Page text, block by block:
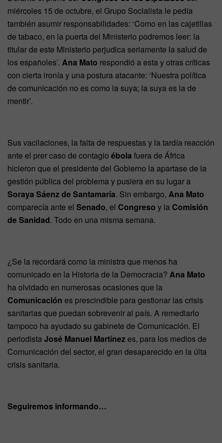
miércoles 15 de octubre, el Grupo Socialista le pedía
también asumir responsabilidades: ‘Como en las cajetillas
de tabaco, en la puerta del Ministerio podremos leer: la
titular de este Ministerio perjudica seriamente la salud de
los españoles’. Ana Mato respondió a esta y otras críticas
con cierta ironía y una postura atacante: ‘Nuestra política
de comunicación no es como la suya; la suya es la de
mentir’.
Sus vacilaciones, la falta de respuestas y la tardía reacción
ante el prer caso de contagio ébola fuera de África
hicieron que el presidente del Gobierno la apartase de la
gestión pública del problema y pusiera en su lugar a
Soraya Sáenz de Santamaría. Sin embargo, Ana Mato
comparecía ante el Senado, el Congreso y la Comisión
de Sanidad. Todo en una misma semana.
¿Se la recordará como la ministra que menos ha
comunicado en la Historia de la Democracia? Ana Mato
ha olvidado en numerosas ocasiones que la
Comunicación es prescindible para gestionar las crisis
sanitarias que puedan sobrevenir al país. A remediarlo
tampoco ha ayudado su gabinete de Comunicación. El
periodista José Manuel Martínezes, para los medios de
Comunicación del sector, el gran desaparecido en la últa
crisis sanitaria.
Seguiremos informando…